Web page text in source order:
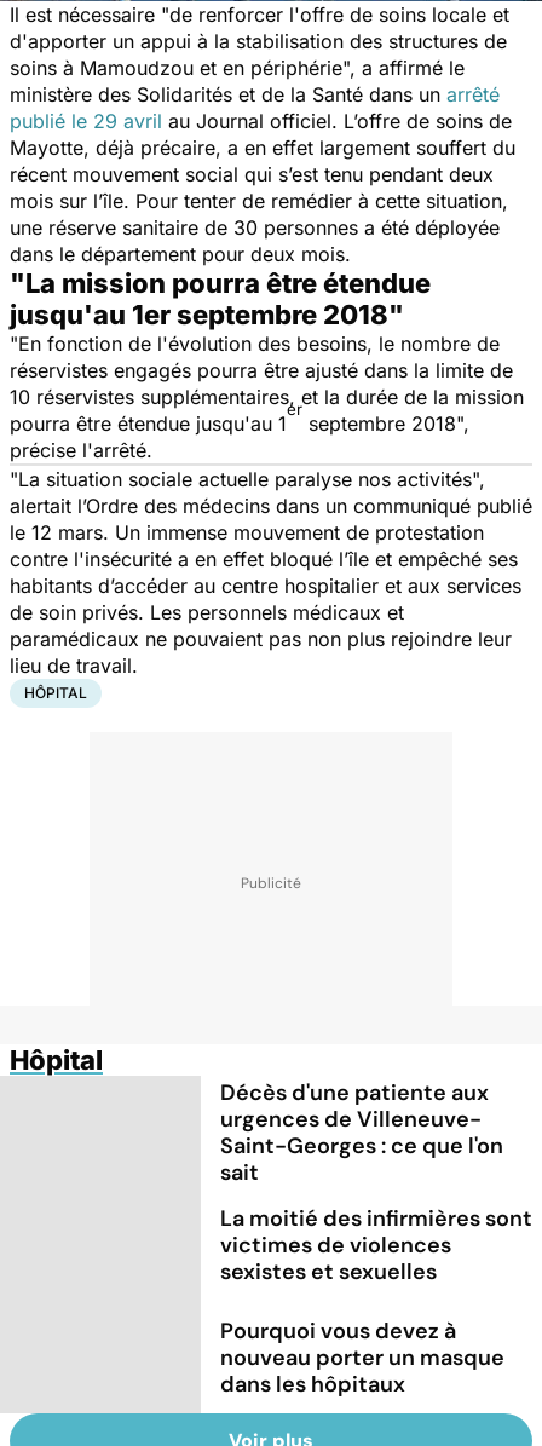
Il est nécessaire "de renforcer l'offre de soins locale et
d'apporter un appui à la stabilisation des structures de
soins à Mamoudzou et en périphérie", a affirmé le
ministère des Solidarités et de la Santé dans un arrêté
publié le 29 avril au Journal officiel. L’offre de soins de
Mayotte, déjà précaire, a en effet largement souffert du
récent mouvement social qui s’est tenu pendant deux
mois sur l’île. Pour tenter de remédier à cette situation,
une réserve sanitaire de 30 personnes a été déployée
dans le département pour deux mois.
"La mission pourra être étendue
jusqu'au 1er septembre 2018"
"En fonction de l'évolution des besoins, le nombre de
réservistes engagés pourra être ajusté dans la limite de
10 réservistes supplémentaires, et la durée de la mission
pourra être étendue jusqu'au 1
er
septembre 2018",
précise l'arrêté.
"La situation sociale actuelle paralyse nos activités",
alertait l’Ordre des médecins dans un communiqué publié
le 12 mars. Un immense mouvement de protestation
contre l'insécurité a en effet bloqué l’île et empêché ses
habitants d’accéder au centre hospitalier et aux services
de soin privés. Les personnels médicaux et
paramédicaux ne pouvaient pas non plus rejoindre leur
lieu de travail.
HÔPITAL
Hôpital
Décès d'une patiente aux
urgences de Villeneuve-
Saint-Georges : ce que l'on
sait
La moitié des infirmières sont
victimes de violences
sexistes et sexuelles
Pourquoi vous devez à
nouveau porter un masque
dans les hôpitaux
Voir plus